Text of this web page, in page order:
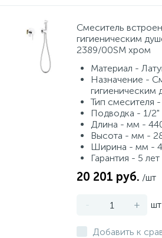
Смеситель
гигиеническим
2389/00SM хром
Материал -
Назначение -
гигиеническим
Тип смесителя
Подводка - 1/2"
Длина - мм -
Высота - мм -
Ширина - мм -
Гарантия - 5 лет
20 201 руб. /шт
- + шт
Добавить к